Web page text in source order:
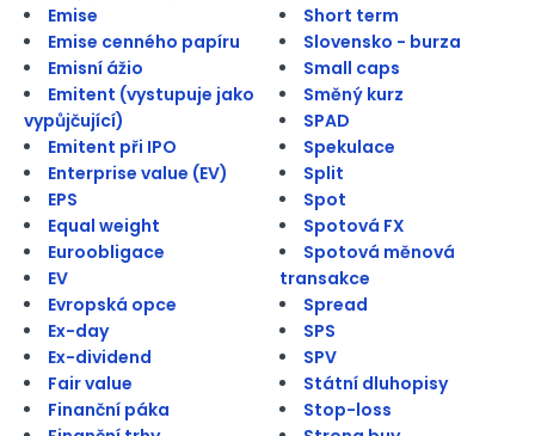
Emise
Emise cenného papíru
Emisní ážio
Emitent (vystupuje jako
vypůjčující)
Emitent při IPO
Enterprise value (EV)
EPS
Equal weight
Euroobligace
EV
Evropská opce
Ex-day
Ex-dividend
Fair value
Finanční páka
Short term
Slovensko - burza
Small caps
Směný kurz
SPAD
Spekulace
Split
Spot
Spotová FX
Spotová měnová
transakce
Spread
SPS
SPV
Státní dluhopisy
Stop-loss